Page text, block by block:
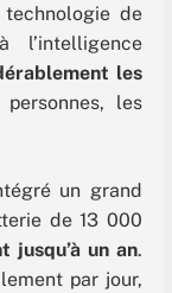
de
l’intelligence
les
les
un grand
de 13 000
jusqu’à un an.
par jour,